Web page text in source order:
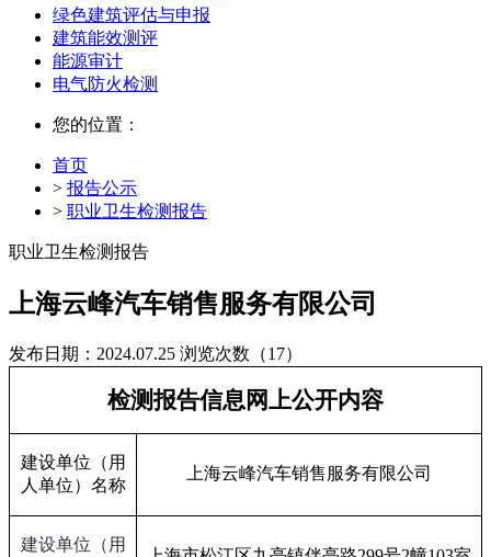
绿色建筑评估与申报
建筑能效测评
能源审计
电气防火检测
您的位置：
首页
> 报告公示
> 职业卫生检测报告
职业卫生检测报告
上海云峰汽车销售服务有限公司
发布日期：2024.07.25 浏览次数（17）
检测报告信息网上公开内容
建设单位（用
人单位）名称
上海云峰汽车销售服务有限公司
建设单位（用